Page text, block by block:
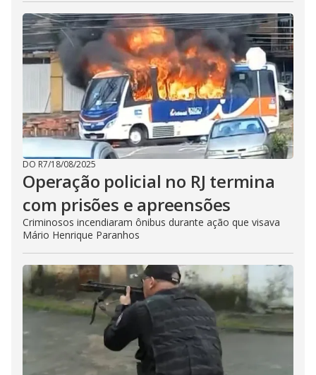
DO R7/18/08/2025
Operação policial no RJ termina
com prisões e apreensões
Criminosos incendiaram ônibus durante ação que visava
Mário Henrique Paranhos